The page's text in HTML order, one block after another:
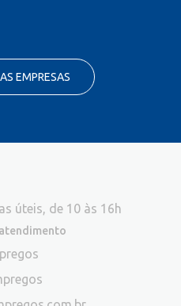
EMPRESAS
úteis, de 10 às 16h